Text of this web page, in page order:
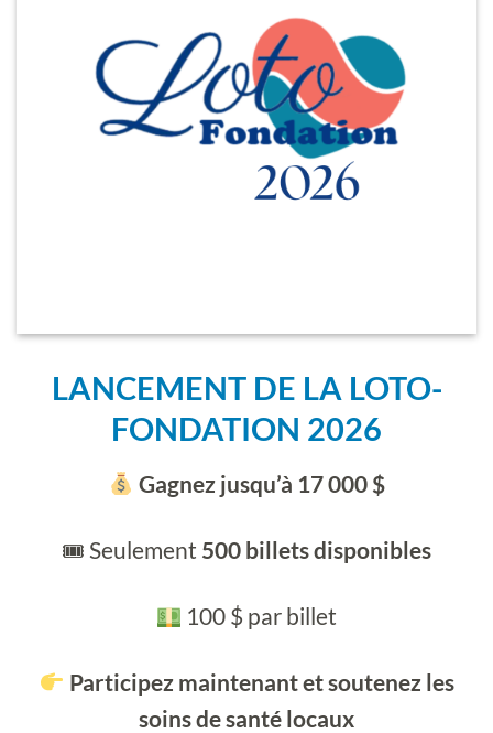
LANCEMENT DE LA LOTO-
FONDATION 2026
Gagnez jusqu’à 17 000 $
🎟 Seulement 500 billets disponibles
100 $ par billet
Participez maintenant et soutenez les
soins de santé locaux